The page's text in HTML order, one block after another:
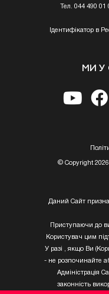
Тел. 044 490
Ідентифікатор в
МИ У
© Copyright
Даний Сайт
Приступаючи до
Користувач цим
У разі , якщо Ви
- не розпочинайте
Адміністрація
законність